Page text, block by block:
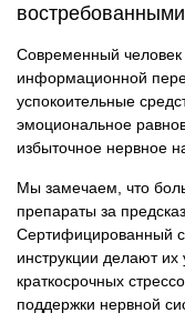
востребованными
Современный человек
информационной
успокоительные
эмоциональное
избыточное нервное
Мы замечаем, что
препараты за
Сертифицированный
инструкции делают
краткосрочных
поддержки нервной